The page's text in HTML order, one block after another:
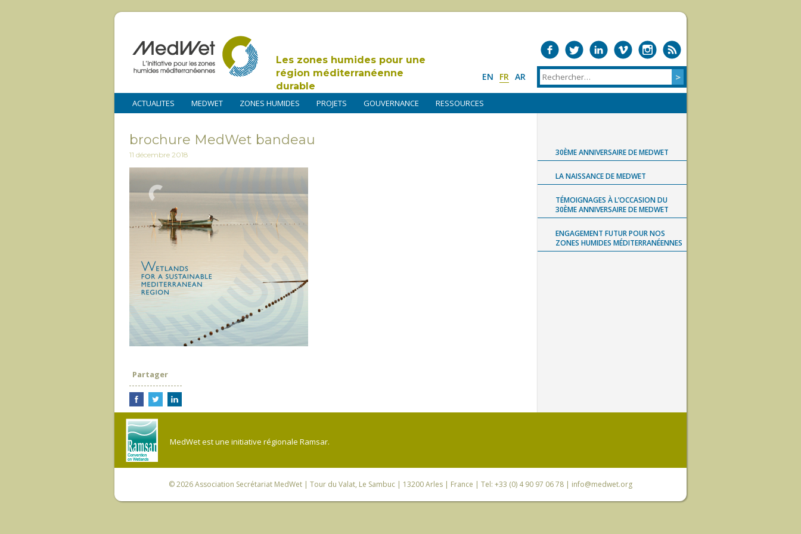
Les zones humides pour une
région méditerranéenne
durable
EN FR AR
ACTUALITES MEDWET ZONES HUMIDES PROJETS GOUVERNANCE RESSOURCES
brochure MedWet bandeau
11 décembre 2018
Partager
30ÈME ANNIVERSAIRE DE MEDWET
LA NAISSANCE DE MEDWET
TÉMOIGNAGES À L’OCCASION DU
30ÈME ANNIVERSAIRE DE MEDWET
ENGAGEMENT FUTUR POUR NOS
ZONES HUMIDES MÉDITERRANÉENNES
MedWet est une initiative régionale Ramsar.
© 2026Association Secrétariat MedWet | Tour du Valat, Le Sambuc | 13200 Arles | France | Tel: +33 (0) 4 90 97 06 78 | info@medwet.org